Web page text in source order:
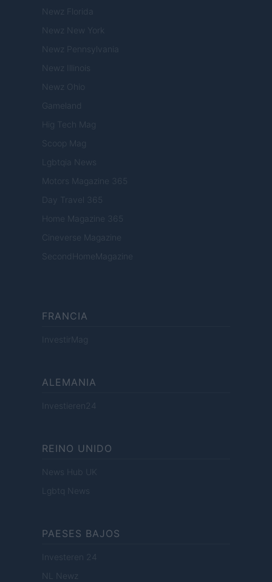
Newz Florida
Newz New York
Newz Pennsylvania
Newz Illinois
Newz Ohio
Gameland
Hig Tech Mag
Scoop Mag
Lgbtqia News
Motors Magazine 365
Day Travel 365
Home Magazine 365
Cineverse Magazine
SecondHomeMagazine
FRANCIA
InvestirMag
ALEMANIA
Investieren24
REINO UNIDO
News Hub UK
Lgbtq News
PAESES BAJOS
Investeren 24
NL Newz